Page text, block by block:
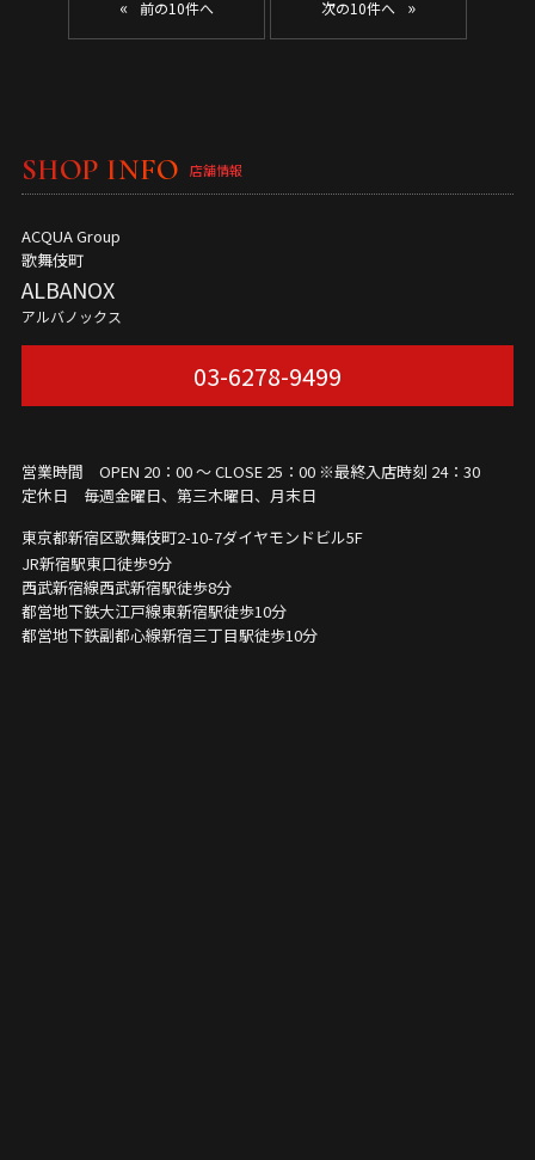
« »
SHOP INFO 店舗情報
ACQUA Group
歌舞伎町
ALBANOX
アルバノックス
03-6278-9499
営業時間 OPEN 20：00 ～ CLOSE 25：00 ※最終入店時刻 24：30
定休日 毎週金曜日、第三木曜日、月末日
東京都新宿区歌舞伎町2-10-7ダイヤモンドビル5F
JR新宿駅東口徒歩9分
西武新宿線西武新宿駅徒歩8分
都営地下鉄大江戸線東新宿駅徒歩10分
都営地下鉄副都心線新宿三丁目駅徒歩10分